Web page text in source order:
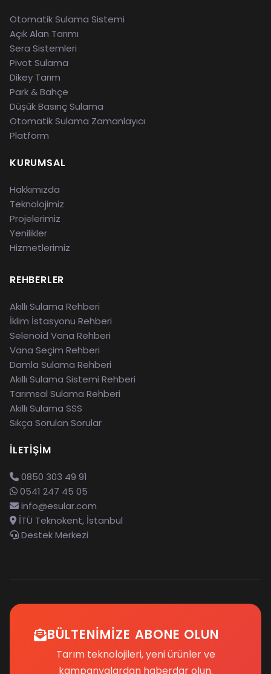
Otomatik Sulama Sistemi
Açık Alan Tarımı
Sera Sistemleri
Pivot Sulama
Dikey Tarım
Park & Bahçe
Düşük Basınç Sulama
Otomatik Sulama Zamanlayıcı
Platform
KURUMSAL
Hakkımızda
Teknolojimiz
Projelerimiz
Yenilikler
Hizmetlerimiz
REHBERLER
Akıllı Sulama Rehberi
İklim İstasyonu Rehberi
Selenoid Vana Rehberi
Vana Seçim Rehberi
Damla Sulama Rehberi
Akıllı Sulama Sistemi Rehberi
Tarımsal Sulama Rehberi
Akıllı Sulama SSS
Sıkça Sorulan Sorular
İLETIŞIM
0850 303 49 91
0541 247 45 05
info@esular.com
İTÜ Teknokent, İstanbul
Destek Merkezi
BÜLTENIMIZE ABONE OLUN
Tarım teknolojileri, yeni ürünler ve
kampanyalardan haberdar olun.